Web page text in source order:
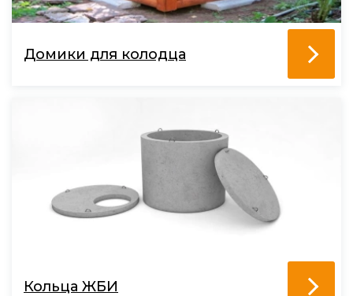
Домики для колодца
Кольца ЖБИ